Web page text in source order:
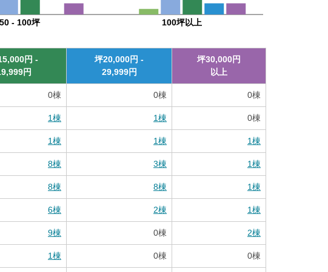
50 - 100坪 100坪以上
円 -
円
坪20,000円 -
29,999円
坪30,000円
以上
0棟 0棟 0棟
1棟 1棟 0棟
1棟 1棟 1棟
8棟 3棟 1棟
8棟 8棟 1棟
6棟 2棟 1棟
9棟 0棟 2棟
1棟 0棟 0棟